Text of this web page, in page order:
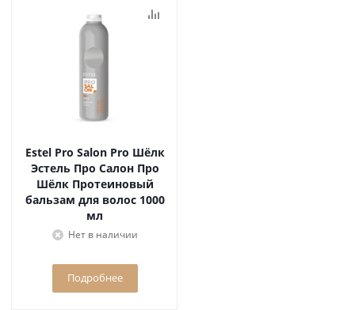
Estel Pro Salon Pro Шёлк
Эстель Про Салон Про
Шёлк Протеиновый
бальзам для волос 1000
мл
Нет в наличии
Подробнее